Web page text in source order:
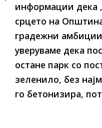
информации дека
срцето на
градежни
уверуваме дека
остане парк со
зеленило, без
го бетонизира,